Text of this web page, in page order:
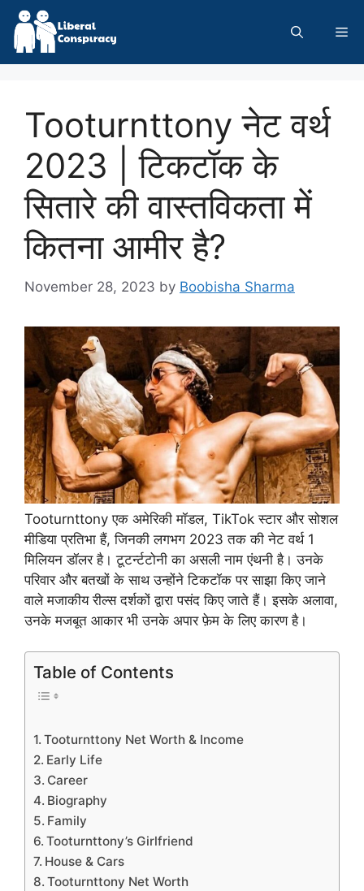
Skip
content
Tooturnttony नेट वर्थ
2023 | टिकटॉक के
सितारे की वास्तविकता में
कितना आमीर है?
November 28, 2023 by Boobisha Sharma
Tooturnttony एक अमेरिकी मॉडल, TikTok स्टार और सोशल
मीडिया प्रतिभा हैं, जिनकी लगभग 2023 तक की नेट वर्थ 1
मिलियन डॉलर है। टूटर्न्टटोनी का असली नाम एंथनी है। उनके
परिवार और बतखों के साथ उन्होंने टिकटॉक पर साझा किए जाने
वाले मजाकीय रील्स दर्शकों द्वारा पसंद किए जाते हैं। इसके अलावा,
उनके मजबूत आकार भी उनके अपार फ़ेम के लिए कारण है।
Table of Contents
Tooturnttony Net Worth & Income
Early Life
Career
Biography
Family
Tooturnttony’s Girlfriend
House & Cars
Tooturnttony Net Worth